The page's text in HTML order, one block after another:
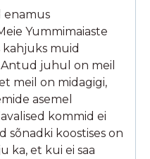
enamus
Yummimaiaste
kahjuks muid
Antud juhul on meil
meil on midagigi,
asemel
kommid ei
sõnadki koostises on
ka, et kui ei saa